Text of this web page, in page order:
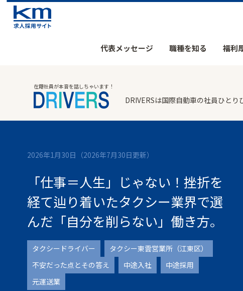
代表メッセージ 職種を知る 福利
在籍社員が本音を話しちゃいます！
DRIVERSは国際自動車の社員ひと
2026年1月30日 （2026年7月30日更新）
「仕事＝人生」じゃない！挫折を
経て辿り着いたタクシー業界で選
んだ「自分を削らない」働き方。
タクシードライバー
タクシー東雲営業所（江東区）
不安だった点とその答え
中途入社
中途採用
元運送業